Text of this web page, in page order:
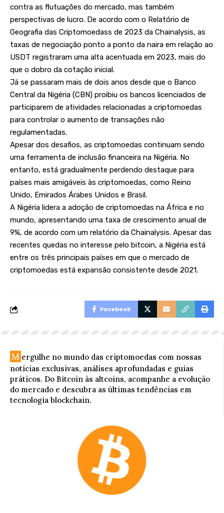
contra as flutuações do mercado, mas também
perspectivas de lucro. De acordo com o Relatório de
Geografia das Criptomoedass de 2023 da Chainalysis, as
taxas de negociação ponto a ponto da naira em relação ao
USDT registraram uma alta acentuada em 2023, mais do
que o dobro da cotação inicial.
Já se passaram mais de dois anos desde que o Banco
Central da Nigéria (CBN) proibiu os bancos licenciados de
participarem de atividades relacionadas a criptomoedas
para controlar o aumento de transações não
regulamentadas.
Apesar dos desafios, as criptomoedas continuam sendo
uma ferramenta de inclusão financeira na Nigéria. No
entanto, está gradualmente perdendo destaque para
países mais amigáveis às criptomoedas, como Reino
Unido, Emirados Árabes Unidos e Brasil.
A Nigéria lidera a adoção de criptomoedas na África e no
mundo, apresentando uma taxa de crescimento anual de
9%, de acordo com um relatório da Chainalysis. Apesar das
recentes quedas no interesse pelo bitcoin, a Nigéria está
entre os três principais países em que o mercado de
criptomoedas está expansão consistente desde 2021.
Facebook
M ergulhe no mundo das criptomoedas com nossas
notícias exclusivas, análises aprofundadas e guias
práticos. Do Bitcoin às altcoins, acompanhe a evolução
do mercado e descubra as últimas tendências em
tecnologia blockchain.